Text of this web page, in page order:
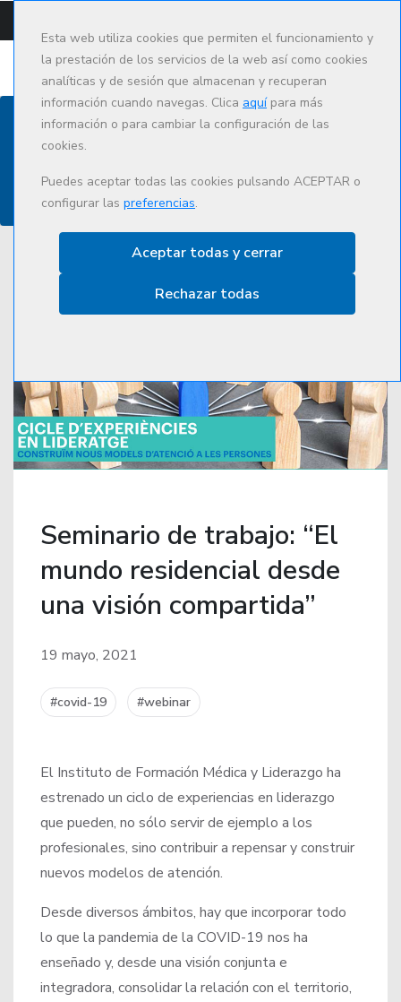
Esta web utiliza cookies que permiten el funcionamiento y
la prestación de los servicios de la web así como cookies
analíticas y de sesión que almacenan y recuperan
información cuando navegas. Clica aquípara más
información o para cambiar la configuración de las
cookies.
Puedes aceptar todas las cookies pulsando ACEPTAR o
configurar las preferencias.
Aceptar todas y cerrar
Rechazar todas
Actualidad
Seminario de trabajo: “El
mundo residencial desde
una visión compartida”
19 mayo, 2021
#covid-19 #webinar
El Instituto de Formación Médica y Liderazgo ha
estrenado un ciclo de experiencias en liderazgo
que pueden, no sólo servir de ejemplo a los
profesionales, sino contribuir a repensar y construir
nuevos modelos de atención.
Desde diversos ámbitos, hay que incorporar todo
lo que la pandemia de la COVID-19 nos ha
enseñado y, desde una visión conjunta e
integradora, consolidar la relación con el territorio,